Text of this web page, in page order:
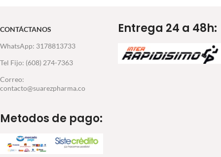
CONTÁCTANOS
WhatsApp: 3178813733
Tel Fijo: (608) 274-7363
Correo:
contacto@suarezpharma.co
Metodos de pago:
Entrega 24 a 48h: